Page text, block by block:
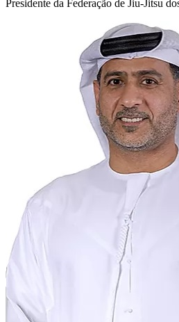
Presidente da Federação de Jiu-Jitsu